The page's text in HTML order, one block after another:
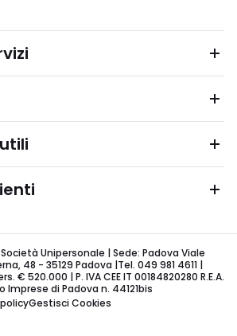
Società Unipersonale | Sede: Padova Viale
48 - 35129 Padova |Tel. 049 981 4611 |
€ 520.000 | P. IVA CEE IT 00184820280 R.E.A.
Imprese di Padova n. 44121bis
Gestisci Cookies